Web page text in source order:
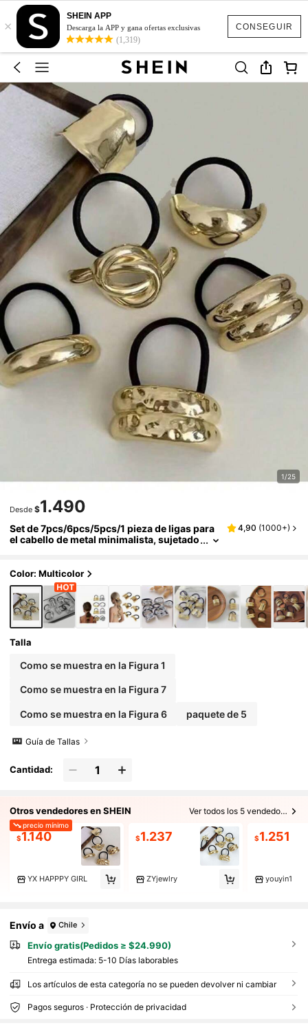
CONSEGUIR
×
SHEIN APP
Descarga la APP y gana ofertas exclusivas
(1,319)
1/25
Desde $1.490
Set de 7pcs/6pcs/5pcs/1 pieza de ligas para
el cabello de metal minimalista, sujetado
elástica, accesorios para el cabello
4,90 (1000+)
Color: Multicolor
Talla
Como se muestra en la Figura 1
Como se muestra en la Figura 7
Como se muestra en la Figura 6 paquete de 5
Guía de Tallas
Cantidad:
Otros vendedores en SHEIN Ver todos los 5 vendedores
precio mínimo
$1.140
YX HAPPPY GIRL
$1.237
ZYjewlry
$1.251
youyin1
Envío a Chile
Envío gratis(Pedidos ≥ $24.990)
Entrega estimada: 5-10 Días laborables
Los artículos de esta categoría no se pueden devolver ni cambiar
Pagos seguros · Protección de privacidad